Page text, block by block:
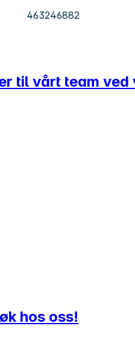
463246882
til vårt team
hos oss!